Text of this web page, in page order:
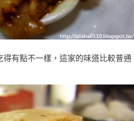
得有點不一樣，這家的味道比較普通